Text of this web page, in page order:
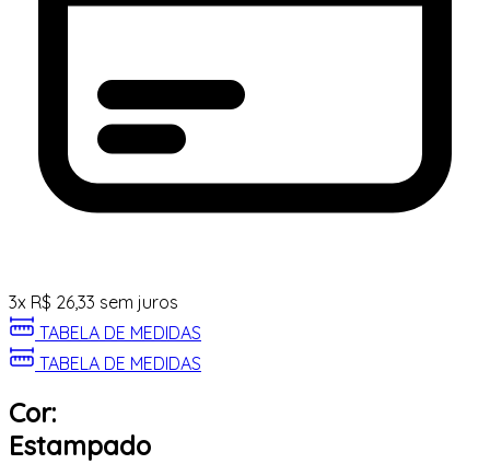
3x R$ 26,33 sem juros
TABELA DE MEDIDAS
TABELA DE MEDIDAS
Cor:
Estampado